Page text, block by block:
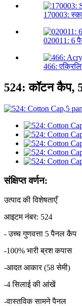
170003:
020011: 6
466:
524: कॉटन कैप,
संक्षिप्त वर्णन:
उत्पाद की विशेषताएँ
आइटम नंबर: 524
- उच्च गुणवत्ता 5 पैनल कैप
-100% भारी ब्रश कपास
-आदत आकार (58 सेमी)
-4 सिलाई की आंखें
-वास्तविक सामने पैनल